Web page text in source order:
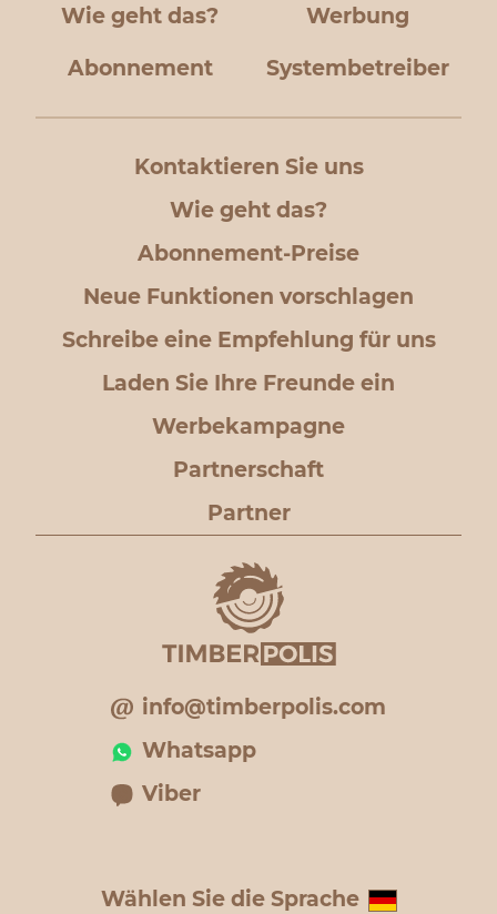
Wie geht das? Werbung
Abonnement Systembetreiber
Kontaktieren Sie uns
Wie geht das?
Abonnement-Preise
Neue Funktionen vorschlagen
Schreibe eine Empfehlung für uns
Laden Sie Ihre Freunde ein
Werbekampagne
Partnerschaft
Partner
info@timberpolis.com
Whatsapp
Viber
Wählen Sie die Sprache